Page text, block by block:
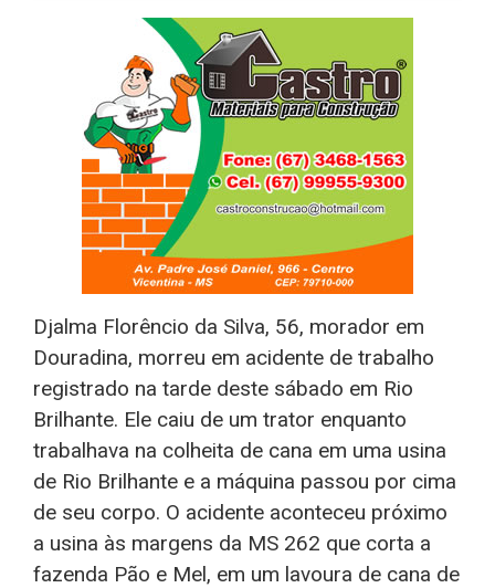
Djalma Florêncio da Silva, 56, morador em
Douradina, morreu em acidente de trabalho
registrado na tarde deste sábado em Rio
Brilhante. Ele caiu de um trator enquanto
trabalhava na colheita de cana em uma usina
de Rio Brilhante e a máquina passou por cima
de seu corpo. O acidente aconteceu próximo
a usina às margens da MS 262 que corta a
fazenda Pão e Mel, em um lavoura de cana de